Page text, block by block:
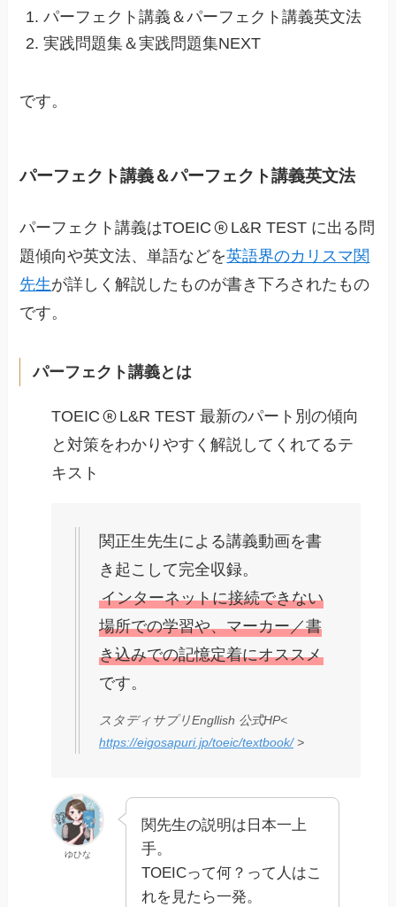
パーフェクト講義＆パーフェクト講義英文法
実践問題集＆実践問題集NEXT
です。
パーフェクト講義＆パーフェクト講義英文法
パーフェクト講義はTOEIC
L&R TEST に出る問
題傾向や英文法、単語などを英語界のカリスマ関
先生が詳しく解説したものが書き下ろされたもの
です。
パーフェクト講義とは
TOEIC
L&R TEST 最新のパート別の傾向
と対策をわかりやすく解説してくれてるテ
キスト
関正生先生による講義動画を書
き起こして完全収録。
インターネットに接続できない
場所での学習や、マーカー／書
き込みでの記憶定着にオススメ
です。
スタディサプリEngllish 公式HP<
https://eigosapuri.jp/toeic/textbook/>
ゆひな
関先生の説明は日本一上
手。
TOEICって何？って人はこ
れを見たら一発。